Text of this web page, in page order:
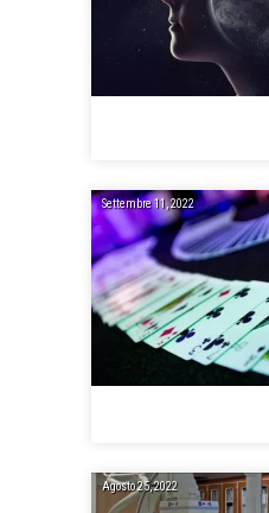
Settembre 11, 2022
Agosto 25, 2022